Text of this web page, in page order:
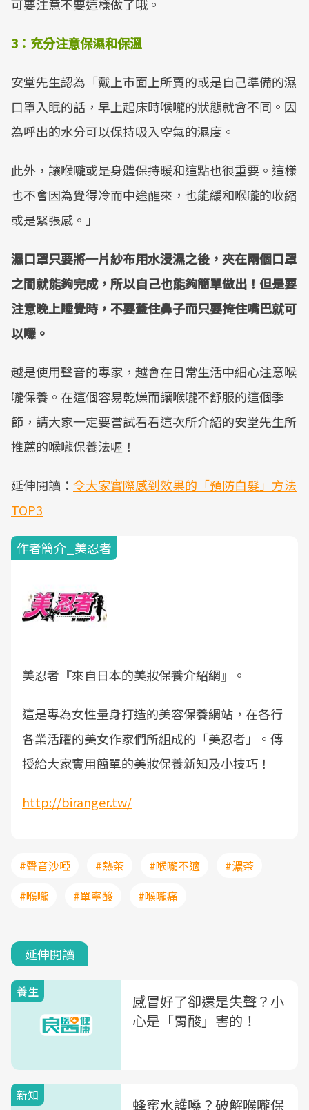
可要注意不要這樣做了哦。
3：充分注意保濕和保溫
安堂先生認為「戴上市面上所賣的或是自己準備的濕
口罩入眠的話，早上起床時喉嚨的狀態就會不同。因
為呼出的水分可以保持吸入空氣的濕度。
此外，讓喉嚨或是身體保持暖和這點也很重要。這樣
也不會因為覺得冷而中途醒來，也能緩和喉嚨的收縮
或是緊張感。」
濕口罩只要將一片紗布用水浸濕之後，夾在兩個口罩
之間就能夠完成，所以自己也能夠簡單做出！但是要
注意晚上睡覺時，不要蓋住鼻子而只要掩住嘴巴就可
以囉。
越是使用聲音的專家，越會在日常生活中細心注意喉
嚨保養。在這個容易乾燥而讓喉嚨不舒服的這個季
節，請大家一定要嘗試看看這次所介紹的安堂先生所
推薦的喉嚨保養法喔！
延伸閱讀： 令大家實際感到效果的「預防白髮」方法
TOP3
作者簡介_美忍者
美忍者『來自日本的美妝保養介紹網』。
這是專為女性量身打造的美容保養網站，在各行
各業活躍的美女作家們所組成的「美忍者」。傳
授給大家實用簡單的美妝保養新知及小技巧！
http://biranger.tw/
#聲音沙啞 #熱茶 #喉嚨不適
#濃茶
#喉嚨
#單寧酸 #喉嚨痛
延伸閱讀
養生
感冒好了卻還是失聲？小
心是「胃酸」害的！
新知
蜂蜜水護嗓？破解喉嚨保